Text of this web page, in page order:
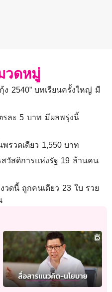
วดหมู่
ง 2540” บทเรียนครั้งใหญ่ มี
รละ 5 บาท มีผลพรุ่งนี้
รวดเดียว 1,550 บาท
สวัสดิการแห่งรัฐ 19 ล้านคน
วดนี้ ถูกคนเดียว 23 ใบ รวย